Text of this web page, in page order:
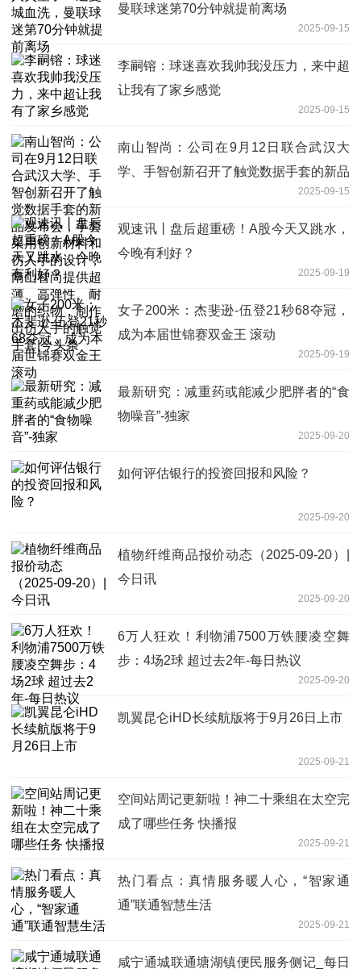
曼联球迷第70分钟就提前离场
2025-09-15
李嗣镕：球迷喜欢我帅我没压力，来中超
让我有了家乡感觉
2025-09-15
南山智尚：公司在9月12日联合武汉大
学、手智创新召开了触觉数据手套的新品
发布会，手套采用创新材料和仿人手的设
计，南山智尚提供超薄、高弹性、耐磨的
织物，制作出仿人手的触觉手套|今头条
2025-09-15
观速讯丨盘后超重磅！A股今天又跳水，
今晚有利好？
2025-09-19
女子200米：杰斐逊-伍登21秒68夺冠，
成为本届世锦赛双金王 滚动
2025-09-19
最新研究：减重药或能减少肥胖者的“食
物噪音”-独家
2025-09-20
如何评估银行的投资回报和风险？
2025-09-20
植物纤维商品报价动态（2025-09-20）|
今日讯
2025-09-20
6万人狂欢！利物浦7500万铁腰凌空舞
步：4场2球 超过去2年-每日热议
2025-09-20
凯翼昆仑iHD长续航版将于9月26日上市
2025-09-21
空间站周记更新啦！神二十乘组在太空完
成了哪些任务 快播报
2025-09-21
热门看点：真情服务暖人心，“智家通
通”联通智慧生活
2025-09-21
咸宁通城联通塘湖镇便民服务侧记_每日